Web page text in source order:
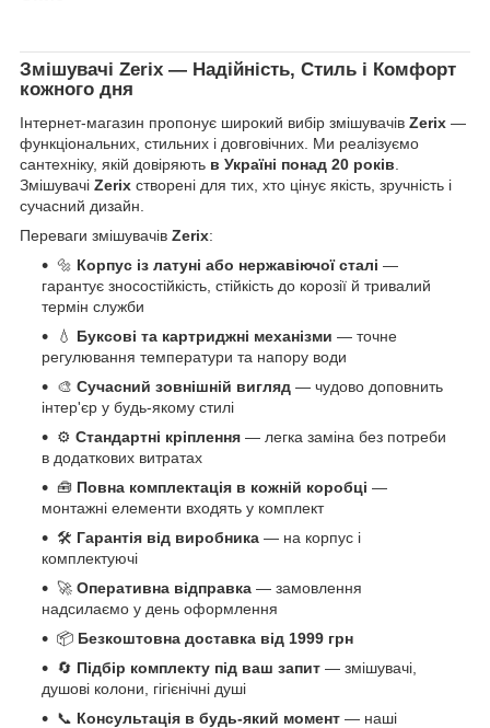
Змішувачі Zerix — Надійність, Стиль і Комфорт
кожного дня
Інтернет-магазин пропонує широкий вибір змішувачів Zerix —
функціональних, стильних і довговічних. Ми реалізуємо
сантехніку, якій довіряють в Україні понад 20 років
Змішувачі Zerix створені для тих, хто цінує якість, зручність і
сучасний дизайн.
Переваги змішувачів Zerix:
🔩 Корпус із латуні або нержавіючої сталі —
гарантує зносостійкість, стійкість до корозії й тривалий
термін служби
💧 Буксові та картриджні механізми — точне
регулювання температури та напору води
🎨 Сучасний зовнішній вигляд — чудово доповнить
інтер'єр у будь-якому стилі
⚙️ Стандартні кріплення — легка заміна без потреби
в додаткових витратах
🧰 Повна комплектація в кожній коробці —
монтажні елементи входять у комплект
🛠️ Гарантія від виробника — на корпус і
комплектуючі
🚀 Оперативна відправка — замовлення
надсилаємо у день оформлення
📦 Безкоштовна доставка від 1999 грн
🔄 Підбір комплекту під ваш запит — змішувачі,
душові колони, гігієнічні душі
📞 Консультація в будь-який момент — наші